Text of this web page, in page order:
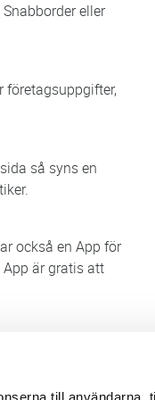
till användarna,
eller
företagsuppgifter,
så syns en
också en App för
App är gratis att